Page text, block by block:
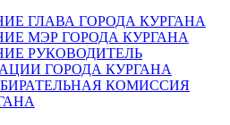
ГЛАВА ГОРОДА КУРГАНА
МЭР ГОРОДА КУРГАНА
РУКОВОДИТЕЛЬ
ГОРОДА КУРГАНА
КОМИССИЯ